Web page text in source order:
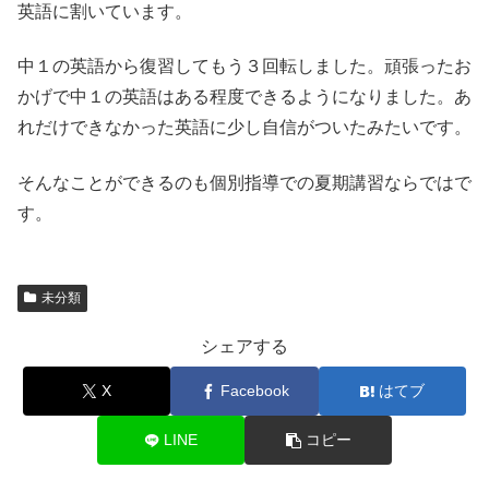
英語に割いています。
中１の英語から復習してもう３回転しました。頑張ったお
かげで中１の英語はある程度できるようになりました。あ
れだけできなかった英語に少し自信がついたみたいです。
そんなことができるのも個別指導での夏期講習ならではで
す。
未分類
シェアする
X Facebook はてブ
LINE コピー